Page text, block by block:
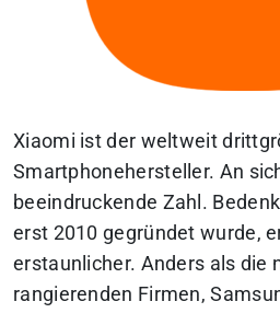
Xiaomi ist der weltweit
Smartphonehersteller. An
beeindruckende Zahl.
erst 2010 gegründet wurde,
erstaunlicher. Anders als die
rangierenden Firmen,